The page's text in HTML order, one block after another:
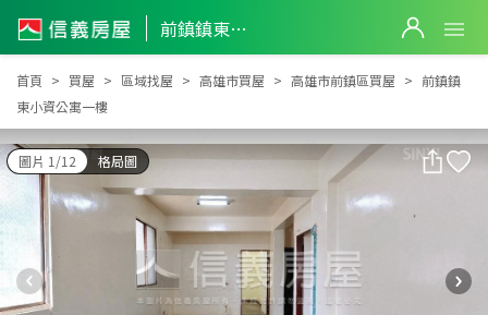
前鎮鎮東小資公寓一樓
前鎮鎮東小資公寓一樓
首頁 買屋 區域找屋 高雄市買屋 高雄市前鎮區買屋
前鎮鎮
東小資公寓一樓
圖片 1/12 格局圖